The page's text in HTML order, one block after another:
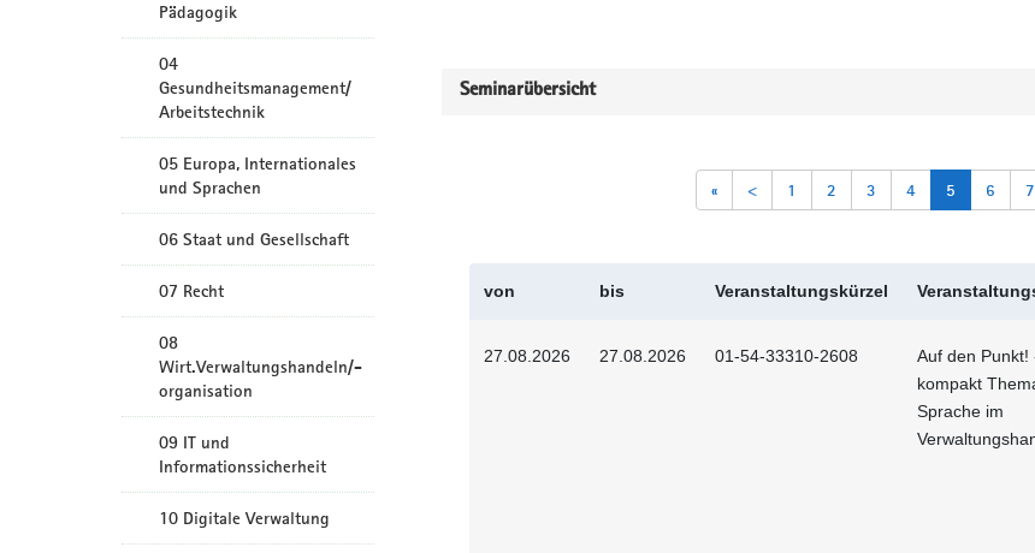
Pädagogik
04
Gesundheitsmanagement/
Arbeitstechnik
05 Europa, Internationales
und Sprachen
06 Staat und Gesellschaft
07 Recht
08
Wirt.Verwaltungshandeln/-
organisation
09 IT und
Informationssicherheit
10 Digitale Verwaltung
Seminarübersicht
« < 1 2 3 4 5 6 7
von bis Veranstaltungskürzel
27.08.2026 27.08.2026 01-54-33310-2608
Auf den Punkt!
kompakt
Sprache im